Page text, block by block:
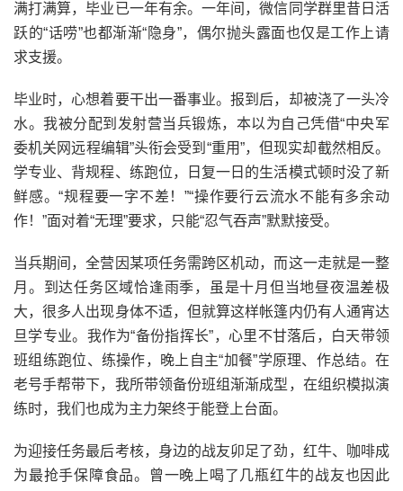
满打满算，毕业已一年有余。一年间，微信同学群里昔日活
跃的“话唠”也都渐渐“隐身”，偶尔抛头露面也仅是工作上请
求支援。
毕业时，心想着要干出一番事业。报到后，却被浇了一头冷
水。我被分配到发射营当兵锻炼，本以为自己凭借“中央军
委机关网远程编辑”头衔会受到“重用”，但现实却截然相反。
学专业、背规程、练跑位，日复一日的生活模式顿时没了新
鲜感。“规程要一字不差！”“操作要行云流水不能有多余动
作！”面对着“无理”要求，只能“忍气吞声”默默接受。
当兵期间，全营因某项任务需跨区机动，而这一走就是一整
月。到达任务区域恰逢雨季，虽是十月但当地昼夜温差极
大，很多人出现身体不适，但就算这样帐篷内仍有人通宵达
旦学专业。我作为“备份指挥长”，心里不甘落后，白天带领
班组练跑位、练操作，晚上自主“加餐”学原理、作总结。在
老号手帮带下，我所带领备份班组渐渐成型，在组织模拟演
练时，我们也成为主力架终于能登上台面。
为迎接任务最后考核，身边的战友卯足了劲，红牛、咖啡成
为最抢手保障食品。曾一晚上喝了几瓶红牛的战友也因此